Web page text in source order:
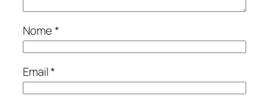
Nome*
Email*